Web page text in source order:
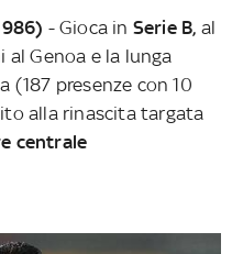
- Gioca in Serie B, al
al Genoa e la lunga
(187 presenze con 10
alla rinascita targata
centrale